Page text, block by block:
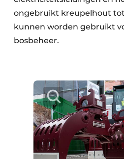
ongebruikt kreupelhout
kunnen worden gebruikt
bosbeheer.